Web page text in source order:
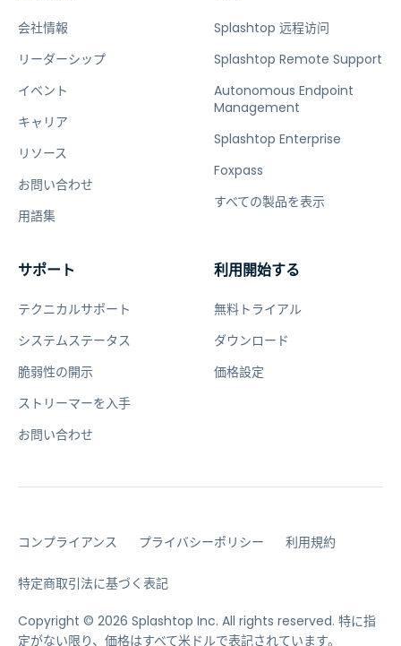
会社情報
リーダーシップ
イベント
キャリア
リソース
お問い合わせ
用語集
Splashtop 远程访问
Splashtop Remote Support
Autonomous Endpoint
Management
Splashtop Enterprise
Foxpass
すべての製品を表示
サポート
テクニカルサポート
システムステータス
脆弱性の開示
ストリーマーを入手
お問い合わせ
利用開始する
無料トライアル
ダウンロード
価格設定
コンプライアンス プライバシーポリシー 利用規約
特定商取引法に基づく表記
Copyright © 2026 Splashtop Inc. All rights reserved. 特に指
定がない限り、価格はすべて米ドルで表記されています。